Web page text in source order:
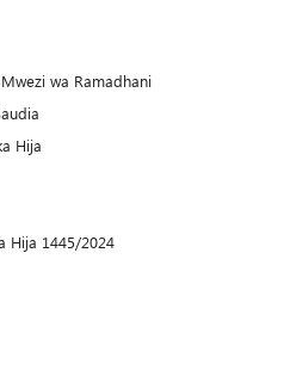
wa Ramadhani
Hija
Hija 1445/2024